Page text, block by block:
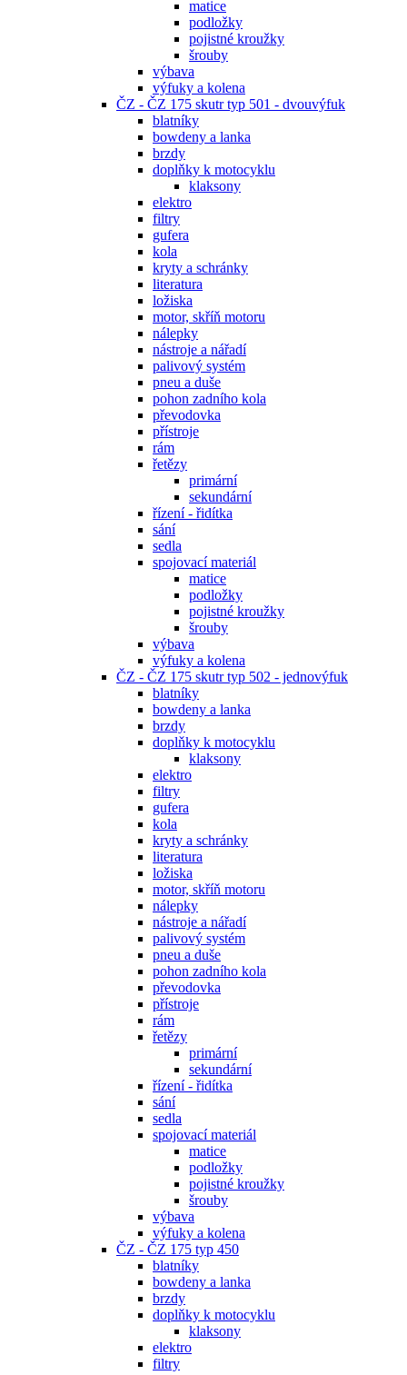
matice
podložky
pojistné kroužky
šrouby
výbava
výfuky a kolena
ČZ - ČZ 175 skutr typ 501 - dvouvýfuk
blatníky
bowdeny a lanka
brzdy
doplňky k motocyklu
klaksony
elektro
filtry
gufera
kola
kryty a schránky
literatura
ložiska
motor, skříň motoru
nálepky
nástroje a nářadí
palivový systém
pneu a duše
pohon zadního kola
převodovka
přístroje
rám
řetězy
primární
sekundární
řízení - řidítka
sání
sedla
spojovací materiál
matice
podložky
pojistné kroužky
šrouby
výbava
výfuky a kolena
ČZ - ČZ 175 skutr typ 502 - jednovýfuk
blatníky
bowdeny a lanka
brzdy
doplňky k motocyklu
klaksony
elektro
filtry
gufera
kola
kryty a schránky
literatura
ložiska
motor, skříň motoru
nálepky
nástroje a nářadí
palivový systém
pneu a duše
pohon zadního kola
převodovka
přístroje
rám
řetězy
primární
sekundární
řízení - řidítka
sání
sedla
spojovací materiál
matice
podložky
pojistné kroužky
šrouby
výbava
výfuky a kolena
ČZ - ČZ 175 typ 450
blatníky
bowdeny a lanka
brzdy
doplňky k motocyklu
klaksony
elektro
filtry